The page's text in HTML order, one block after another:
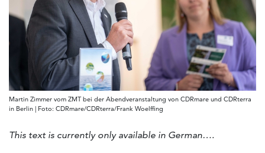
Martin Zimmer vom ZMT bei der Abendveranstaltung von CDRmare und CDRterra
in Berlin | Foto: CDRmare/CDRterra/Frank Woelffing
This text is currently only available in German….